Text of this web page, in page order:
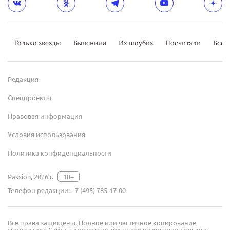
Только звезды Выяснили Их шоубиз Посчитали
Редакция
Спецпроекты
Правовая информация
Условия использования
Политика конфиденциальности
Passion, 2026 г.
18+
Телефон редакции:+7 (495) 785-17-00
Все права защищены. Полное или частичное копирование